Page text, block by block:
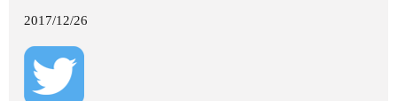
2017/12/26